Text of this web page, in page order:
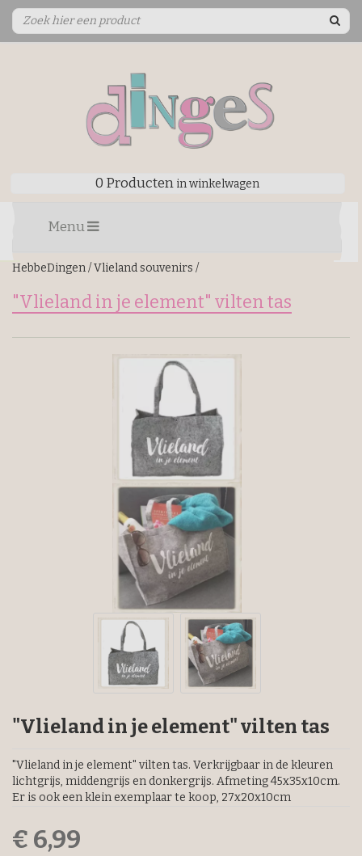
0 Producten in winkelwagen
Menu
HebbeDingen/Vlieland souvenirs /
"Vlieland in je element" vilten tas
"Vlieland in je element" vilten tas
"Vlieland in je element" vilten tas. Verkrijgbaar in de kleuren
lichtgrijs, middengrijs en donkergrijs. Afmeting 45x35x10cm.
Er is ook een klein exemplaar te koop, 27x20x10cm
€ 6,99